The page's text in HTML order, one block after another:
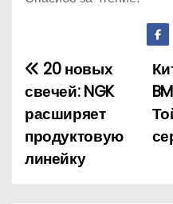
Н
а
в
20 новых
свечей: NGK
расширяет
продуктовую
линейку